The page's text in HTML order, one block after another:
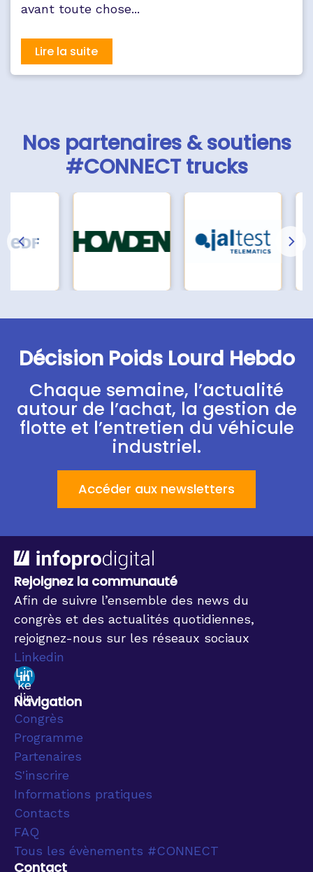
avant toute chose...
Lire la suite
Nos partenaires & soutiens
#CONNECT trucks
Décision Poids Lourd Hebdo
Chaque semaine, l’actualité
autour de l’achat, la gestion de
flotte et l’entretien du véhicule
industriel.
Accéder aux newsletters
Rejoignez la communauté
Afin de suivre l’ensemble des news du
congrès et des actualités quotidiennes,
rejoignez-nous sur les réseaux sociaux
Linkedin
Lin
ke
din
Navigation
Congrès
Programme
Partenaires
S'inscrire
Informations pratiques
Contacts
FAQ
Tous les évènements #CONNECT
Contact